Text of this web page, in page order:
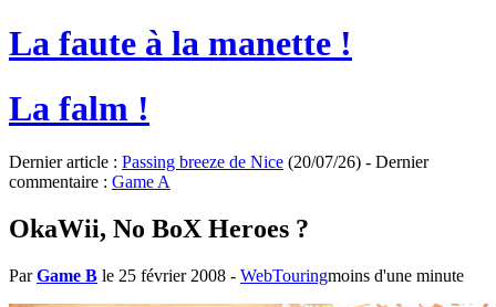
La faute à la manette !
La falm !
Dernier article : Passing breeze de Nice (20/07/26) - Dernier
commentaire : Game A
OkaWii, No BoX Heroes ?
ParGame B le 25 février 2008 - WebTouringmoins d'une minute